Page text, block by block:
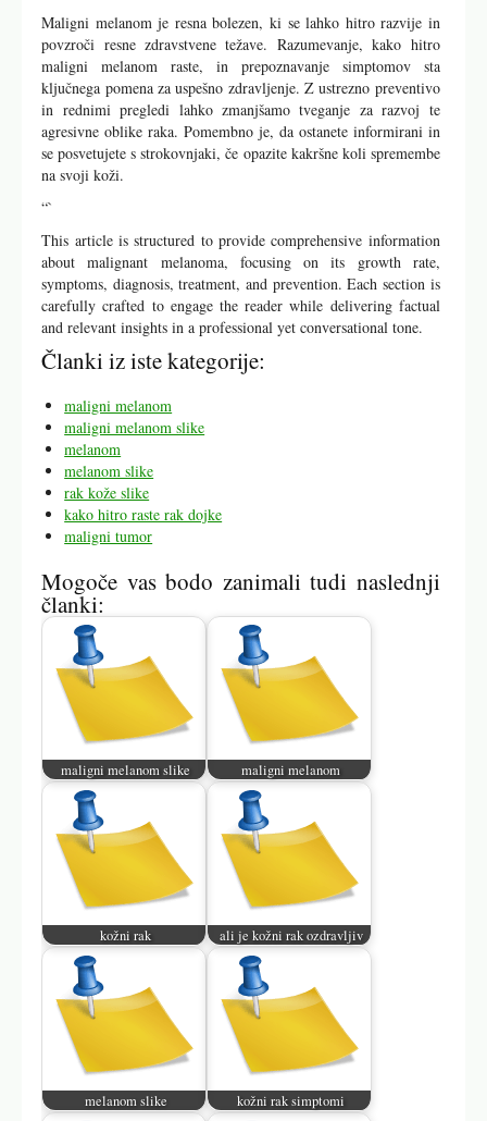
Maligni melanom je resna bolezen, ki se lahko hitro razvije in
povzroči resne zdravstvene težave. Razumevanje, kako hitro
maligni melanom raste, in prepoznavanje simptomov sta
ključnega pomena za uspešno zdravljenje. Z ustrezno preventivo
in rednimi pregledi lahko zmanjšamo tveganje za razvoj te
agresivne oblike raka. Pomembno je, da ostanete informirani in
se posvetujete s strokovnjaki, če opazite kakršne koli spremembe
na svoji koži.
“`
This article is structured to provide comprehensive information
about malignant melanoma, focusing on its growth rate,
symptoms, diagnosis, treatment, and prevention. Each section is
carefully crafted to engage the reader while delivering factual
and relevant insights in a professional yet conversational tone.
Članki iz iste kategorije:
maligni melanom
maligni melanom slike
melanom
melanom slike
rak kože slike
kako hitro raste rak dojke
maligni tumor
Mogoče vas bodo zanimali tudi naslednji
članki:
maligni melanom slike maligni melanom
kožni rak ali je kožni rak ozdravljiv
melanom slike kožni rak simptomi